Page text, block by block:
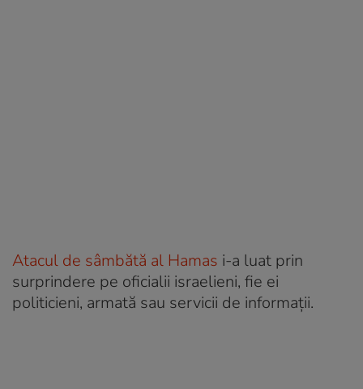
Atacul de sâmbătă al Hamas i-a luat prin
surprindere pe oficialii israelieni, fie ei
politicieni, armată sau servicii de informații.